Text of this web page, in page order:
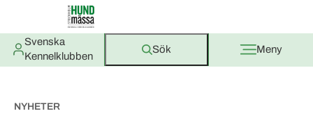
Svenska
Kennelklubben
Sök Meny
NYHETER